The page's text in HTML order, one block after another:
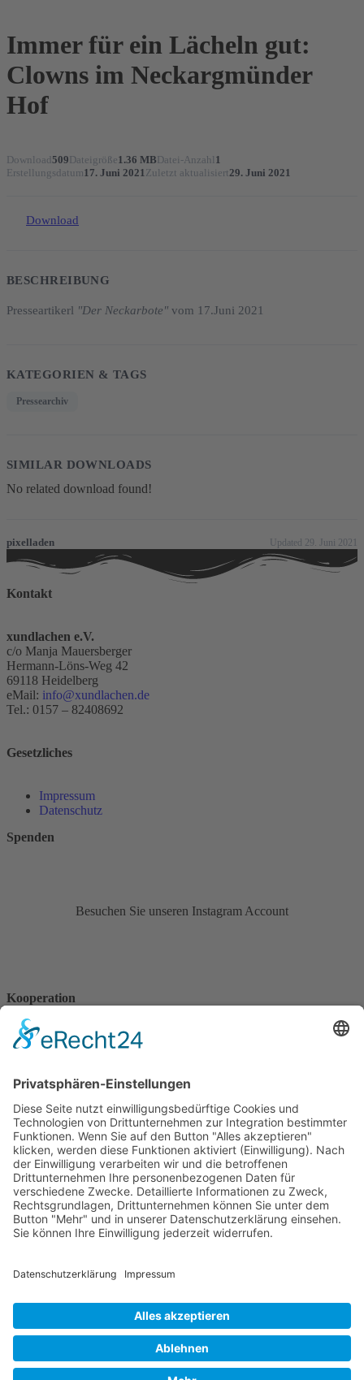
Immer für ein Lächeln gut:
Clowns im Neckargmünder
Hof
Download509Dateigröße1.36 MBDatei-Anzahl 1
Erstellungsdatum17. Juni 2021Zuletzt aktualisiert29. Juni 2021
Download
BESCHREIBUNG
Presseartikerl "Der Neckarbote" vom 17.Juni 2021
KATEGORIEN & TAGS
Pressearchiv
SIMILAR DOWNLOADS
No related download found!
pixelladen Updated 29. Juni 2021
Kontakt
xundlachen e.V.
c/o Manja Mauersberger
Hermann-Löns-Weg 42
69118 Heidelberg
eMail: info@xundlachen.de
Tel.: 0157 – 82408692
Gesetzliches
Impressum
Datenschutz
Spenden
Besuchen Sie unseren Instagram Account
Kooperation
Die Pflegekasse der Pronova Betriebskrankenkasse und xundlachen
e.V. sind Kooperationspartner.
Förderung
Die Stiftung Sparkasse Heidelberg fördert Clownbesuche in
xundlachen e.V. ist Mitglied im
Dachverband Clowns in Medizin und Pflege Deutschland e. V.